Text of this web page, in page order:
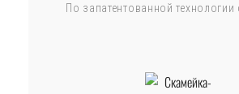
По запатентованной технологии